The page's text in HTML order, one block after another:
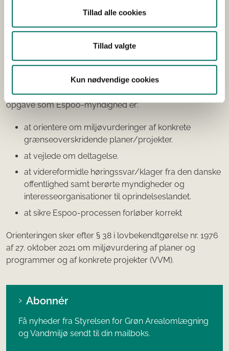
Tillad alle cookies
Tillad valgte
Kun nødvendige cookies
af 25. februar 1991 om vurdering af virkningerne på
bekendtgørelse af protokol af 21. maj 2003 om strategisk
miljøvurdering til konventionen af 25. februar 1991 om
vurdering af virkningerne på miljøet på tværs af
landegrænserne
Styrelsen for Grøn Arealomlægning og Vandmiljøs
opgave som Espoo-myndighed er:
at orientere om miljøvurderinger af konkrete
grænseoverskridende planer/projekter.
at vejlede om deltagelse.
at videreformidle høringssvar/klager fra den danske
offentlighed samt berørte myndigheder og
interesseorganisationer til oprindelseslandet.
at sikre Espoo-processen forløber korrekt
Orienteringen sker efter § 38 i lovbekendtgørelse nr. 1976
af 27. oktober 2021 om miljøvurdering af planer og
programmer og af konkrete projekter (VVM).
Abonnér
Få nyheder fra Styrelsen for Grøn Arealomlægning
og Vandmiljø sendt til din mailboks.